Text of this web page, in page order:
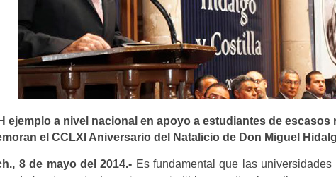
ejemplo a nivel nacional en apoyo a estudiantes de escasos
el CCLXI Aniversario del Natalicio de Don Miguel
8 de mayo del 2014.- Es fundamental que las